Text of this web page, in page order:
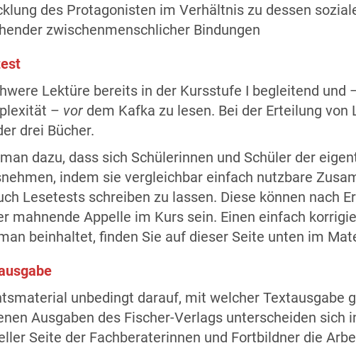
des Protagonisten im Verhältnis zu dessen
zwischenmenschlicher Bindungen
Lektüre bereits in der Kursstufe I begleitend und
– vor dem Kafka zu lesen. Bei der Erteilung
drei Bücher.
dazu, dass sich Schülerinnen und Schüler der
indem sie vergleichbar einfach nutzbare
Lesetests schreiben zu lassen. Diese können nach
mahnende Appelle im Kurs sein. Einen einfach
beinhaltet, finden Sie auf dieser Seite unten im
unbedingt darauf, mit welcher Textausgabe
Ausgaben des Fischer-Verlags unterscheiden sich
Seite der Fachberaterinnen und Fortbildner die